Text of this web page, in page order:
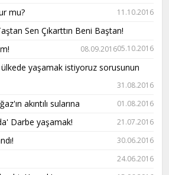
mu? 11.10.2016
Sen Çıkarttın Beni Baştan!
05.10.2016
08.09.2016
ülkede yaşamak istiyoruz sorusunun
31.08.2016
akıntılı sularına 01.08.2016
Darbe yaşamak! 21.07.2016
30.06.2016
24.06.2016